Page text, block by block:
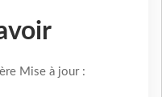
Mise à jour :